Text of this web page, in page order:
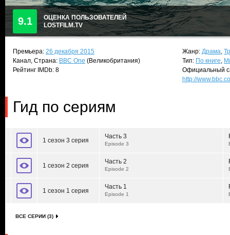
9.1
ОЦЕНКА ПОЛЬЗОВАТЕЛЕЙ
LOSTFILM.TV
Премьера: 26 декабря 2015
Канал, Страна: BBC One (Великобритания)
Рейтинг IMDb: 8
Жанр: Драма,
Тип: По книге,
Официальный
http://
Гид по сериям
1 сезон 3 серия
Часть 3
Episode 3
1 сезон 2 серия
Часть 2
Episode 2
1 сезон 1 серия
Часть 1
Episode 1
ВСЕ СЕРИИ (3)